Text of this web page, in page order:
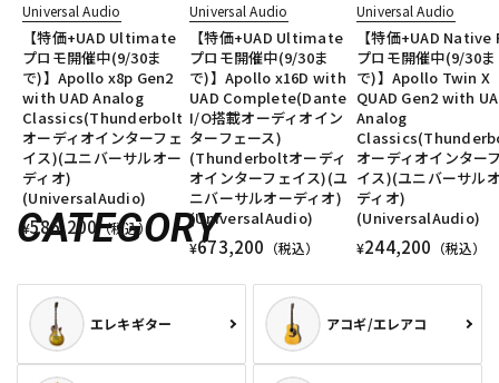
Universal Audio
【特価+UAD Ultimate
プロモ開催中(9/30ま
で)】Apollo x8p Gen2
with UAD Analog
Classics(Thunderbolt
オーディオインターフェ
イス)(ユニバーサルオー
ディオ)
(UniversalAudio)
¥585,200（税込）
Universal Audio
【特価+UAD Ultimate
プロモ開催中(9/30ま
で)】Apollo x16D with
UAD Complete(Dante
I/O搭載オーディオイン
ターフェース)
(Thunderboltオーディ
オインターフェイス)(ユ
ニバーサルオーディオ)
(UniversalAudio)
¥673,200 （税込）
Universal Audio
【特価+UAD Native
プロモ開催中(9/30ま
で)】Apollo Twin X
QUAD Gen2 with
Analog
オーディオインター
イス)(ユニバーサル
ディオ)
(UniversalAudio)
¥244,200 （税込）
CATEGORY
エレキギター アコギ/エレアコ